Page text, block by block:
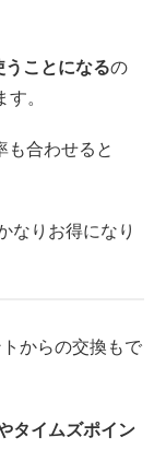
ことになるの
。
合わせると
なりお得になり
からの交換もで
タイムズポイン